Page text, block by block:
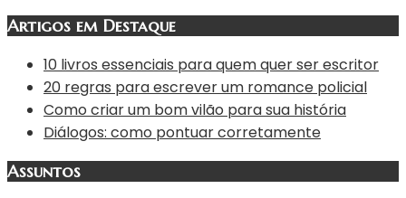
Artigos em Destaque
10 livros essenciais para quem quer ser escritor
20 regras para escrever um romance policial
Como criar um bom vilão para sua história
Diálogos: como pontuar corretamente
Assuntos